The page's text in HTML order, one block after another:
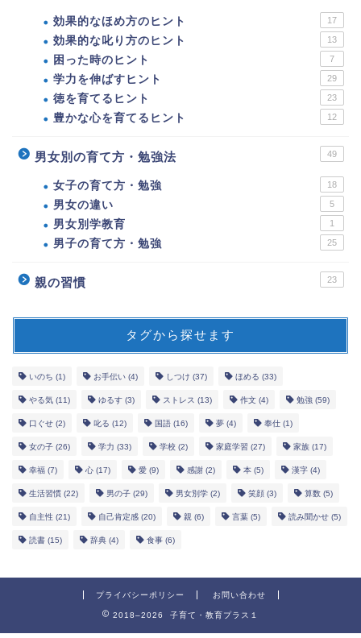
効果的なほめ方のヒント 17
効果的な叱り方のヒント 13
困った時のヒント 7
学力を伸ばすヒント 29
徳を育てるヒント 23
豊かな心を育てるヒント 12
男女別の育て方・勉強法 49
女子の育て方・勉強 18
男女の違い 5
男女別学教育 1
男子の育て方・勉強 25
親の習慣 23
タグから探せます
いのち (1) お手伝い (4) しつけ (37) ほめる (33)
やる気 (11) ゆるす (3) ストレス (13) 作文 (4) 勉強 (59)
口ぐせ (2) 叱る (12) 国語 (16) 夢 (4) 奉仕 (1)
女の子 (26) 学力 (33) 学校 (2) 家庭学習 (27) 家族 (17)
幸福 (7) 心 (17) 愛 (9) 感謝 (2) 本 (5) 漢字 (4)
生活習慣 (22) 男の子 (29) 男女別学 (2) 笑顔 (3) 算数 (5)
自主性 (21) 自己肯定感 (20) 親 (6) 言葉 (5) 読み聞かせ (5)
読書 (15) 辞典 (4) 食事 (6)
プライバシーポリシー お問い合わせ
2018–2026 子育て・教育プラス１